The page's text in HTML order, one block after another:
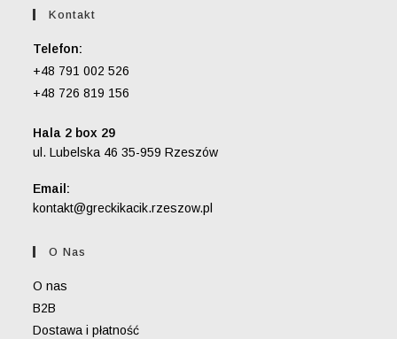
Kontakt
Telefon:
+48 791 002 526
+48 726 819 156
Hala 2 box 29
ul. Lubelska 46 35-959 Rzeszów
Email:
kontakt@greckikacik.rzeszow.pl
O Nas
O nas
B2B
Dostawa i płatność